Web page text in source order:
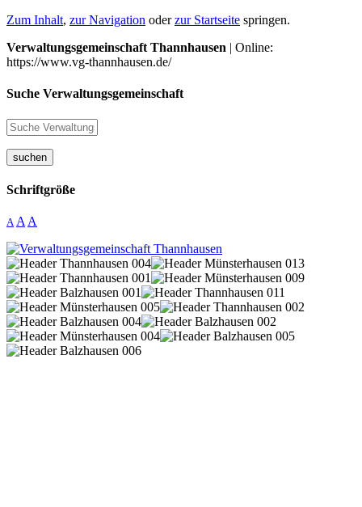
Zum Inhalt, zur Navigation oderzur Startseite springen.
Verwaltungsgemeinschaft Thannhausen | Online:
https://www.vg-thannhausen.de/
Suche Verwaltungsgemeinschaft
suchen
Schriftgröße
A A A